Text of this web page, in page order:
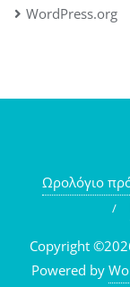
WordPress.org
Ωρολόγιο
Copyright
Powered by